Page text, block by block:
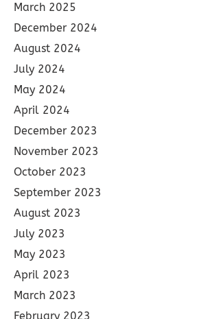
March 2025
December 2024
August 2024
July 2024
May 2024
April 2024
December 2023
November 2023
October 2023
September 2023
August 2023
July 2023
May 2023
April 2023
March 2023
February 2023